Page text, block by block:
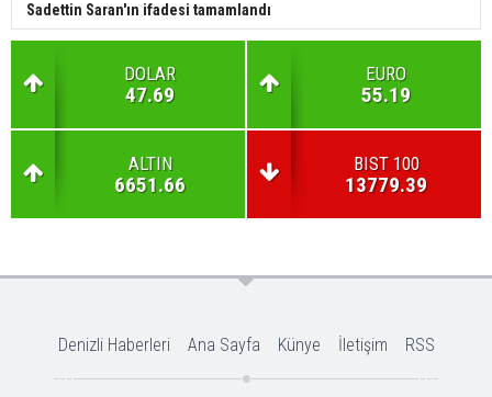
Sadettin Saran'ın ifadesi tamamlandı
DOLAR
47.69
EURO
55.19
ALTIN
6651.66
BIST 100
13779.39
Denizli Haberleri Ana Sayfa Künye İletişim RSS